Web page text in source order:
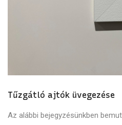
Tűzgátló ajtók üvegezése
Az alábbi bejegyzésünkben